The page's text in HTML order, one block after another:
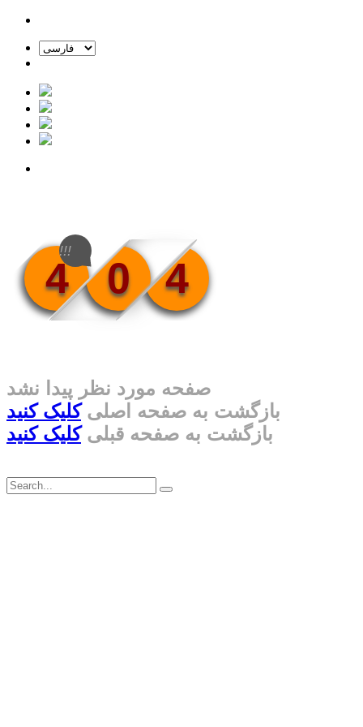
4 0 4
!!!
صفحه مورد نظر پیدا نشد
بازگشت به صفحه اصلیکلیک کنید
بازگشت به صفحه قبلیکلیک کنید